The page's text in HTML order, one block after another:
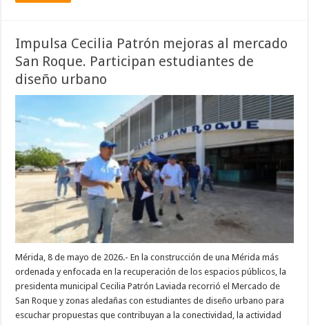
Impulsa Cecilia Patrón mejoras al mercado
San Roque. Participan estudiantes de
diseño urbano
Mérida, 8 de mayo de 2026.- En la construcción de una Mérida más
ordenada y enfocada en la recuperación de los espacios públicos, la
presidenta municipal Cecilia Patrón Laviada recorrió el Mercado de
San Roque y zonas aledañas con estudiantes de diseño urbano para
escuchar propuestas que contribuyan a la conectividad, la actividad